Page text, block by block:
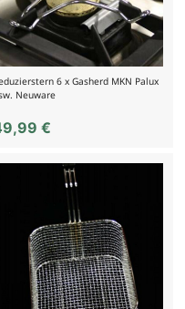
6 x Gasherd MKN Palux
Neuware
€